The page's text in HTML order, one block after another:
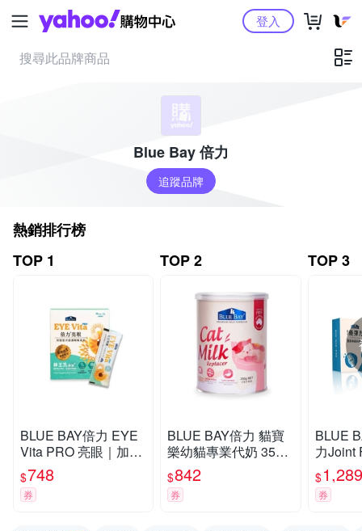
Yahoo購物中心登入
Blue Bay 倍力
追蹤品牌
熱銷排行榜
TOP 1
BLUE BAY倍力 EYE
Vita PRO 亮眼｜加強
型犬貓護眼葉黃素 30
bags x 2g 犬貓適用
$748
券
TOP 2
BLUE BAY倍力 貓寶
樂幼貓專業代奶 350g
(12.3OZ)
$842
券
TOP 3
BLUE
力Joint
節專
克/顆，
適用
$1,289
券